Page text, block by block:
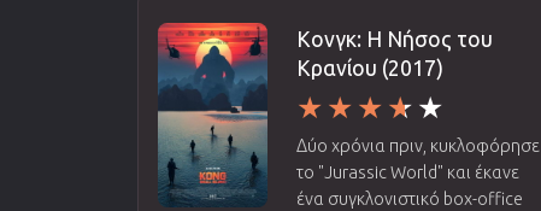
Κονγκ: Η Νήσος του
Κρανίου (2017)
Δύο χρόνια πριν, κυκλοφόρησε
το "Jurassic World" και έκανε
ένα συγκλονιστικό box-office